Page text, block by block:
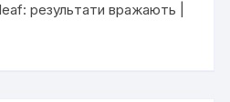
результати вражають |